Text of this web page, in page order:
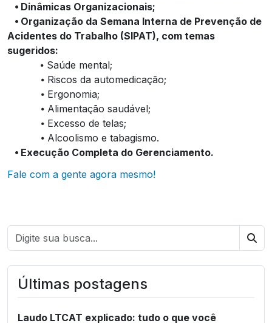
⦁ Dinâmicas Organizacionais;
⦁ Organização da Semana Interna de Prevenção de
Acidentes do Trabalho (SIPAT), com temas
sugeridos:
⦁ Saúde mental;
⦁ Riscos da automedicação;
⦁ Ergonomia;
⦁ Alimentação saudável;
⦁ Excesso de telas;
⦁ Alcoolismo e tabagismo.
⦁ Execução Completa do Gerenciamento.
Fale com a gente agora mesmo!
Últimas postagens
Laudo LTCAT explicado: tudo o que você